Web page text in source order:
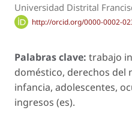
Universidad Distrital
http://orcid.org/0000-0002-
Palabras clave: trabajo
doméstico, derechos del
infancia, adolescentes,
ingresos (es).